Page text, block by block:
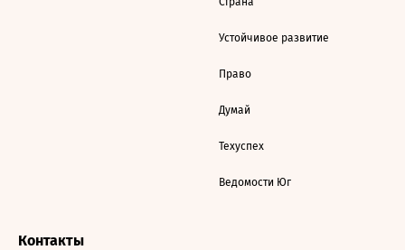
Устойчивое развитие
Право
Думай
Техуспех
Ведомости Юг
Контакты